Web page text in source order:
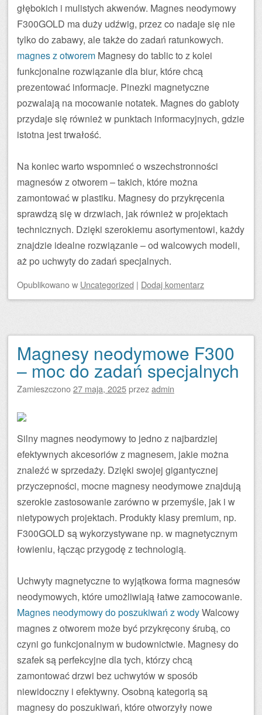
głębokich i mulistych akwenów. Magnes neodymowy
F300GOLD ma duży udźwig, przez co nadaje się nie
tylko do zabawy, ale także do zadań ratunkowych.
magnes z otworem Magnesy do tablic to z kolei
funkcjonalne rozwiązanie dla biur, które chcą
prezentować informacje. Pinezki magnetyczne
pozwalają na mocowanie notatek. Magnes do gabloty
przydaje się również w punktach informacyjnych, gdzie
istotna jest trwałość.
Na koniec warto wspomnieć o wszechstronności
magnesów z otworem – takich, które można
zamontować w plastiku. Magnesy do przykręcenia
sprawdzą się w drzwiach, jak również w projektach
technicznych. Dzięki szerokiemu asortymentowi, każdy
znajdzie idealne rozwiązanie – od walcowych modeli,
aż po uchwyty do zadań specjalnych.
Opublikowanow Uncategorized | Dodaj komentarz
Magnesy neodymowe F300
– moc do zadań specjalnych
Zamieszczono27 maja, 2025przezadmin
Silny magnes neodymowy to jedno z najbardziej
efektywnych akcesoriów z magnesem, jakie można
znaleźć w sprzedaży. Dzięki swojej gigantycznej
przyczepności, mocne magnesy neodymowe znajdują
szerokie zastosowanie zarówno w przemyśle, jak i w
nietypowych projektach. Produkty klasy premium, np.
F300GOLD są wykorzystywane np. w magnetycznym
łowieniu, łącząc przygodę z technologią.
Uchwyty magnetyczne to wyjątkowa forma magnesów
neodymowych, które umożliwiają łatwe zamocowanie.
Magnes neodymowy do poszukiwań z wodyWalcowy
magnes z otworem może być przykręcony śrubą, co
czyni go funkcjonalnym w budownictwie. Magnesy do
szafek są perfekcyjne dla tych, którzy chcą
zamontować drzwi bez uchwytów w sposób
niewidoczny i efektywny. Osobną kategorią są
magnesy do poszukiwań, które otworzyły nowe